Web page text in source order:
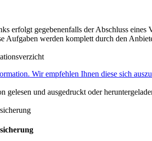
erfolgt gegebenenfalls der Abschluss
Aufgaben werden komplett durch den
Wir empfehlen Ihnen diese sich
gelesen und ausgedruckt oder